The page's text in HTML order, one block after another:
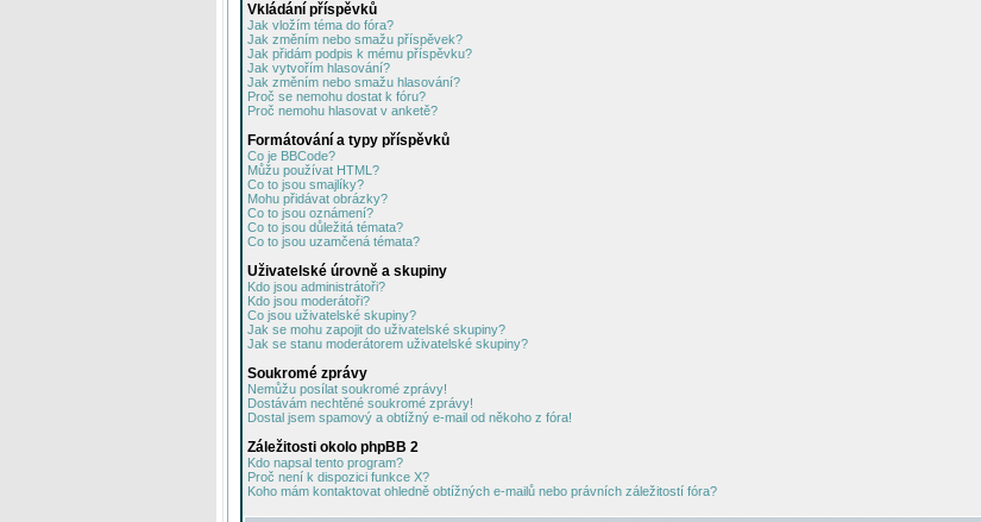
Vkládání příspěvků
Jak vložím téma do fóra?
Jak změním nebo smažu příspěvek?
Jak přidám podpis k mému příspěvku?
Jak vytvořím hlasování?
Jak změním nebo smažu hlasování?
Proč se nemohu dostat k fóru?
Proč nemohu hlasovat v anketě?
Formátování a typy příspěvků
Co je BBCode?
Můžu používat HTML?
Co to jsou smajlíky?
Mohu přidávat obrázky?
Co to jsou oznámení?
Co to jsou důležitá témata?
Co to jsou uzamčená témata?
Uživatelské úrovně a skupiny
Kdo jsou administrátoři?
Kdo jsou moderátoři?
Co jsou uživatelské skupiny?
Jak se mohu zapojit do uživatelské skupiny?
Jak se stanu moderátorem uživatelské skupiny?
Soukromé zprávy
Nemůžu posílat soukromé zprávy!
Dostávám nechtěné soukromé zprávy!
Dostal jsem spamový a obtížný e-mail od někoho z fóra!
Záležitosti okolo phpBB 2
Kdo napsal tento program?
Proč není k dispozici funkce X?
Koho mám kontaktovat ohledně obtížných e-mailů nebo právních záležitostí fóra?